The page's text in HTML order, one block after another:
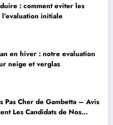
: comment eviter les
initiale
en hiver : notre evaluation
neige et verglas
Pas Cher de Gambetta – Avis
Les Candidats de Nos